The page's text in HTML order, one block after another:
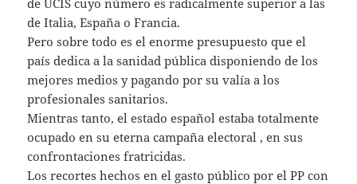
de Italia, España o Francia.
Pero sobre todo es el enorme presupuesto que el
país dedica a la sanidad pública disponiendo de los
mejores medios y pagando por su valía a los
profesionales sanitarios.
Mientras tanto, el estado español estaba totalmente
ocupado en su eterna campaña electoral , en sus
confrontaciones fratricidas.
Los recortes hechos en el gasto público por el PP con